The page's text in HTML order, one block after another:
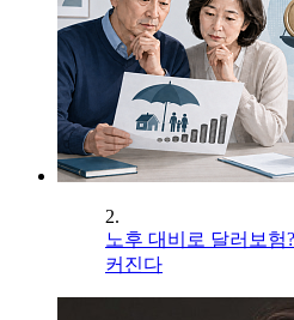
2.
노후 대비로 달러보험
커진다